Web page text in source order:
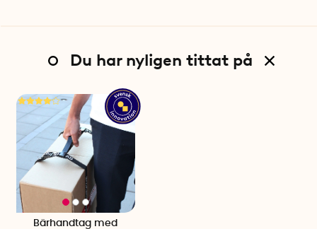
Du har nyligen tittat på
Bärhandtag med